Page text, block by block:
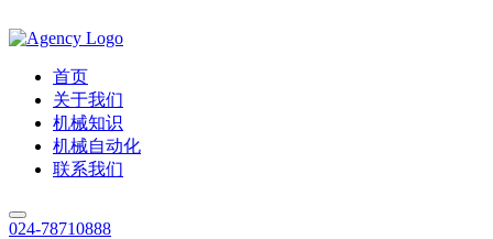
首页
关于我们
机械知识
机械自动化
联系我们
024-78710888